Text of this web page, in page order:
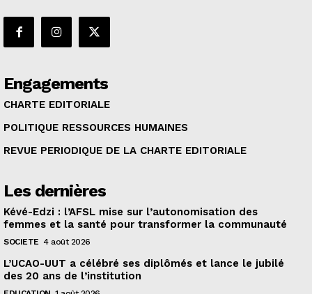
Engagements
CHARTE EDITORIALE
POLITIQUE RESSOURCES HUMAINES
REVUE PERIODIQUE DE LA CHARTE EDITORIALE
Les dernières
Kévé-Edzi : l’AFSL mise sur l’autonomisation des
femmes et la santé pour transformer la communauté
SOCIETE 4 août 2026
L’UCAO-UUT a célébré ses diplômés et lance le jubilé
des 20 ans de l’institution